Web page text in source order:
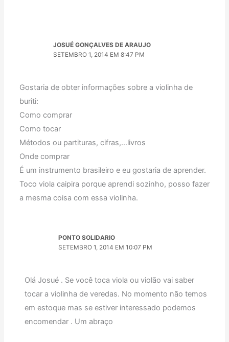
JOSUÉ GONÇALVES DE ARAUJO
SETEMBRO 1, 2014 EM 8:47 PM
Gostaria de obter informações sobre a violinha de
buriti:
Como comprar
Como tocar
Métodos ou partituras, cifras,…livros
Onde comprar
É um instrumento brasileiro e eu gostaria de aprender.
Toco viola caipira porque aprendi sozinho, posso fazer
a mesma coisa com essa violinha.
PONTO SOLIDARIO
SETEMBRO 1, 2014 EM 10:07 PM
Olá Josué . Se você toca viola ou violão vai saber
tocar a violinha de veredas. No momento não temos
em estoque mas se estiver interessado podemos
encomendar . Um abraço